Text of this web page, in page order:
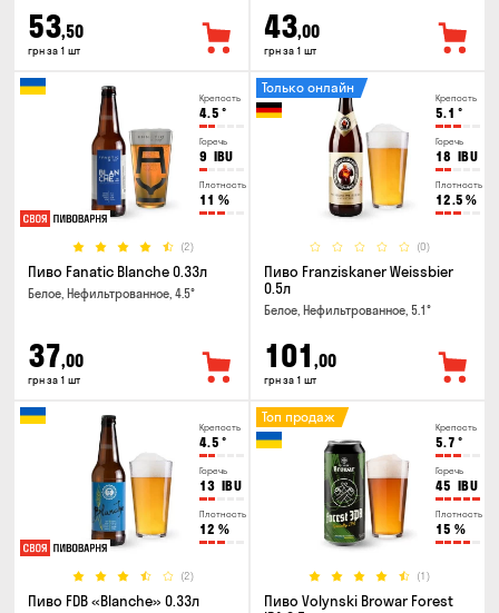
53,50
грн за 1 шт
43,00
грн за 1 шт
Крепость
4.5 °
Горечь
9 IBU
Плотность
11 %
(2)
Пиво Fanatic Blanche 0.33л
Белое, Нефильтрованное, 4.5°
37,00
грн за 1 шт
Крепость
5.1 °
Горечь
18 IBU
Плотность
12.5 %
(0)
Только онлайн
Пиво Franziskaner Weissbier
0.5л
Белое, Нефильтрованное, 5.1°
101 ,00
грн за 1 шт
Крепость
4.5 °
Горечь
13 IBU
Плотность
12 %
(2)
Пиво FDB «Blanche» 0.33л
Крепость
5.7 °
Горечь
45 IBU
Плотность
15 %
(1)
Топ продаж
Пиво Volynski Browar Forest